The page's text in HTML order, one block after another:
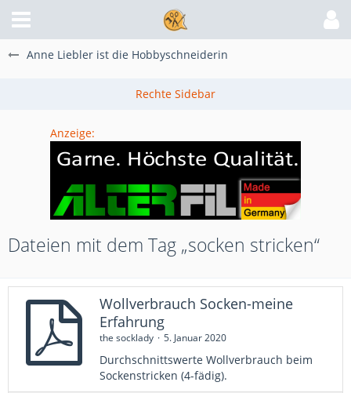
Anne Liebler ist die Hobbyschneiderin
Anzeige:
Dateien mit dem Tag „socken stricken“
Wollverbrauch Socken-meine
Erfahrung
the socklady 5. Januar 2020
Durchschnittswerte Wollverbrauch beim
Sockenstricken (4-fädig).